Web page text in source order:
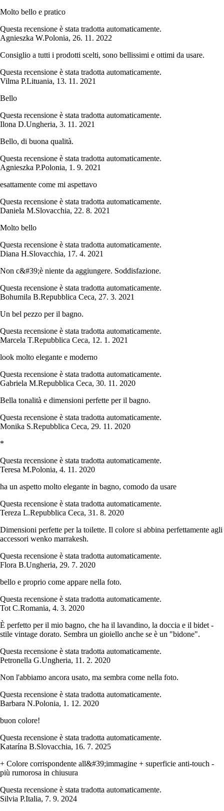
Molto bello e pratico
Questa recensione è stata tradotta automaticamente.
Agnieszka W.Polonia, 26. 11. 2022
Consiglio a tutti i prodotti scelti, sono bellissimi e ottimi da usare.
Questa recensione è stata tradotta automaticamente.
Vilma P.Lituania, 13. 11. 2021
Bello
Questa recensione è stata tradotta automaticamente.
Ilona D.Ungheria, 3. 11. 2021
Bello, di buona qualità.
Questa recensione è stata tradotta automaticamente.
Agnieszka P.Polonia, 1. 9. 2021
esattamente come mi aspettavo
Questa recensione è stata tradotta automaticamente.
Daniela M.Slovacchia, 22. 8. 2021
Molto bello
Questa recensione è stata tradotta automaticamente.
Diana H.Slovacchia, 17. 4. 2021
Non c&#39;è niente da aggiungere. Soddisfazione.
Questa recensione è stata tradotta automaticamente.
Bohumila B.Repubblica Ceca, 27. 3. 2021
Un bel pezzo per il bagno.
Questa recensione è stata tradotta automaticamente.
Marcela T.Repubblica Ceca, 12. 1. 2021
look molto elegante e moderno
Questa recensione è stata tradotta automaticamente.
Gabriela M.Repubblica Ceca, 30. 11. 2020
Bella tonalità e dimensioni perfette per il bagno.
Questa recensione è stata tradotta automaticamente.
Monika S.Repubblica Ceca, 29. 11. 2020
*
Questa recensione è stata tradotta automaticamente.
Teresa M.Polonia, 4. 11. 2020
ha un aspetto molto elegante in bagno, comodo da usare
Questa recensione è stata tradotta automaticamente.
Tereza L.Repubblica Ceca, 31. 8. 2020
Dimensioni perfette per la toilette. Il colore si abbina perfettamente agli
accessori wenko marrakesh.
Questa recensione è stata tradotta automaticamente.
Flora B.Ungheria, 29. 7. 2020
bello e proprio come appare nella foto.
Questa recensione è stata tradotta automaticamente.
Tot C.Romania, 4. 3. 2020
È perfetto per il mio bagno, che ha il lavandino, la doccia e il bidet -
stile vintage dorato. Sembra un gioiello anche se è un "bidone".
Questa recensione è stata tradotta automaticamente.
Petronella G.Ungheria, 11. 2. 2020
Non l'abbiamo ancora usato, ma sembra come nella foto.
Questa recensione è stata tradotta automaticamente.
Barbara N.Polonia, 1. 12. 2020
buon colore!
Questa recensione è stata tradotta automaticamente.
Katarína B.Slovacchia, 16. 7. 2025
+ Colore corrispondente all&#39;immagine + superficie anti-touch -
più rumorosa in chiusura
Questa recensione è stata tradotta automaticamente.
Silvia P.Italia, 7. 9. 2024